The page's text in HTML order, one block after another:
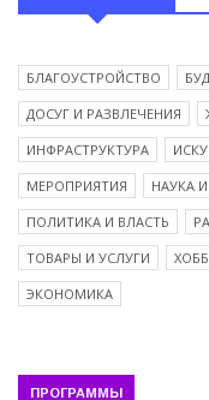
БЛАГОУСТРОЙСТВО
ДОСУГ И РАЗВЛЕЧЕНИЯ
ИНФРАСТРУКТУРА
МЕРОПРИЯТИЯ
НАУКА
ПОЛИТИКА И ВЛАСТЬ
ТОВАРЫ И УСЛУГИ
ЭКОНОМИКА
ПРОГРАММЫ